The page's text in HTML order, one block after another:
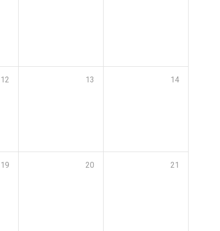
12 13 14
19 20 21